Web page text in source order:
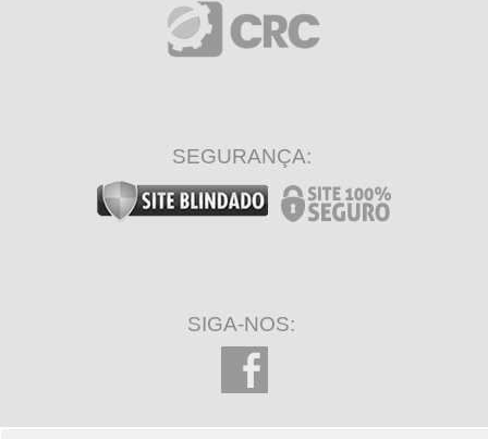
SEGURANÇA:
SIGA-NOS: